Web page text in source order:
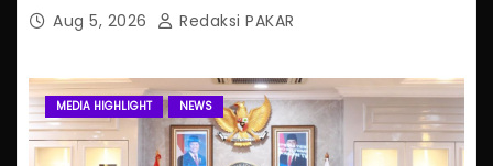
Aug 5, 2026 Redaksi PAKAR
MEDIA HIGHLIGHT NEWS